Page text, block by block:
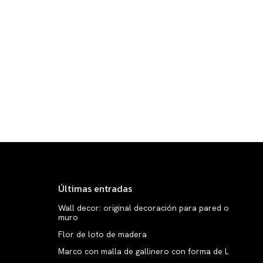
Últimas entradas
Wall decor: original decoración para pared o
muro
Flor de loto de madera
Marco con malla de gallinero con forma de L